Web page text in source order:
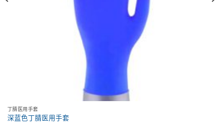
丁腈医用手套
深蓝色丁腈医用手套